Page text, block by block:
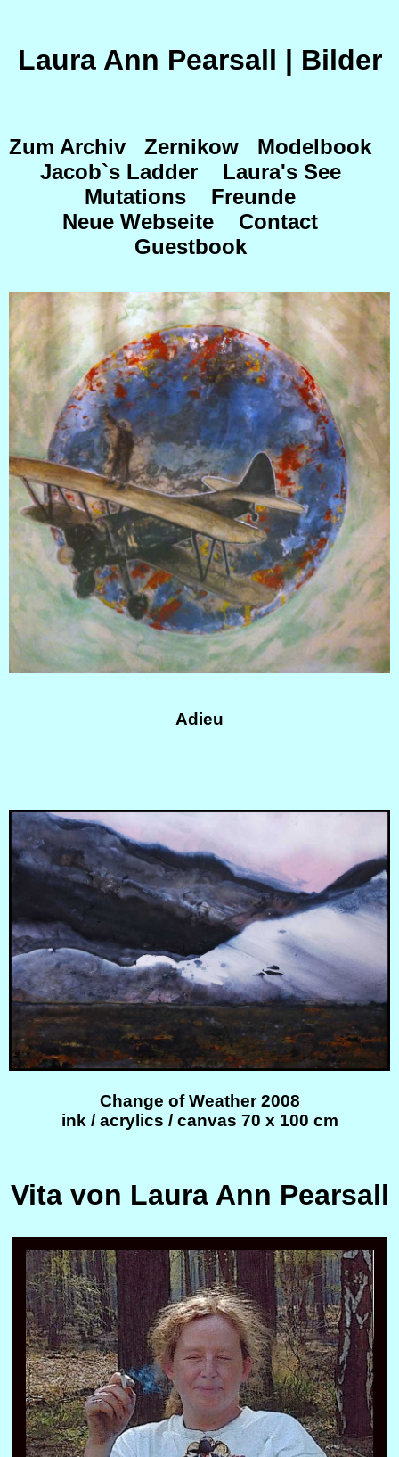
Laura Ann Pearsall | Bilder
Zum Archiv Zernikow
Modelbook
Jacob`s Ladder
Laura's See
Mutations
Freunde
Neue Webseite
Contact
Guestbook
Adieu
Change of Weather 2008
ink / acrylics / canvas 70 x 100 cm
Vita von Laura Ann Pearsall